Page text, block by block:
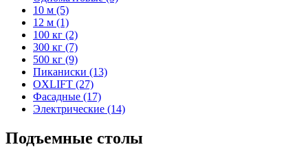
10 м (5)
12 м (1)
100 кг (2)
300 кг (7)
500 кг (9)
Пиканиски (13)
OXLIFT (27)
Фасадные (17)
Электрические (14)
Подъемные столы